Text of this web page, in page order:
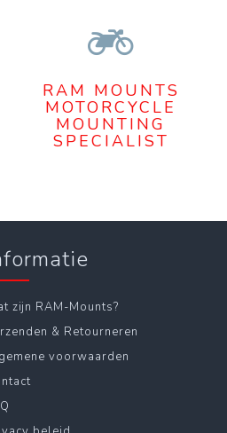
RAM MOUNTS
MOTORCYCLE
MOUNTING
SPECIALIST
zijn RAM-Mounts?
& Retourneren
voorwaarden